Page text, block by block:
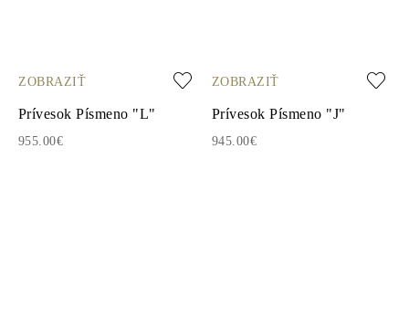
ZOBRAZIŤ
Prívesok Písmeno "L"
955.00€
ZOBRAZIŤ
Prívesok Písmeno "J"
945.00€